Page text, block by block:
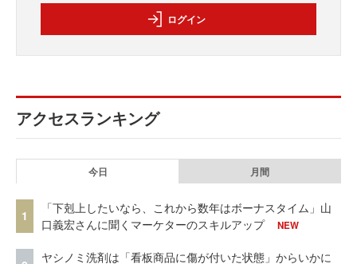
ログイン
アクセスランキング
今日 月間
1
「下剋上したいなら、これから数年はボーナスタイム」山
口義宏さんに聞くマーケターのスキルアップ
NEW
ヤシノミ洗剤は「看板商品に傷が付いた状態」からいかに